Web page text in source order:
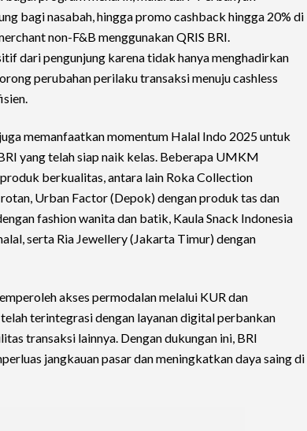
bagi nasabah, hingga promo cashback hingga 20% di
non-F&B menggunakan QRIS BRI.
dari pengunjung karena tidak hanya menghadirkan
perubahan perilaku transaksi menuju cashless
memanfaatkan momentum Halal Indo 2025 untuk
yang telah siap naik kelas. Beberapa UMKM
berkualitas, antara lain Roka Collection
Urban Factor (Depok) dengan produk tas dan
fashion wanita dan batik, Kaula Snack Indonesia
serta Ria Jewellery (Jakarta Timur) dengan
akses permodalan melalui KUR dan
terintegrasi dengan layanan digital perbankan
transaksi lainnya. Dengan dukungan ini, BRI
jangkauan pasar dan meningkatkan daya saing di